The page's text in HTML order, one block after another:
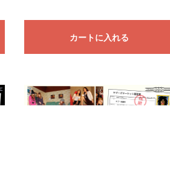
カートに入れる